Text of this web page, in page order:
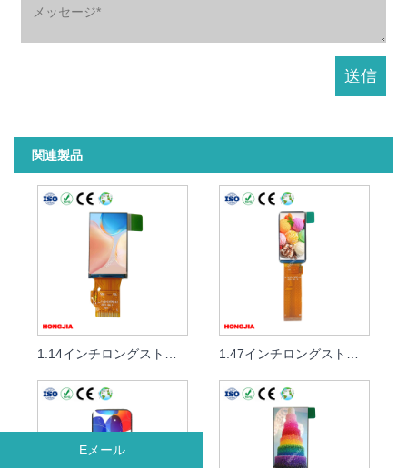
関連製品
1.14インチロングストリップLCDモジュール 1.47インチロングストリップLCDモジュールインターフェイスMCU
Eメール